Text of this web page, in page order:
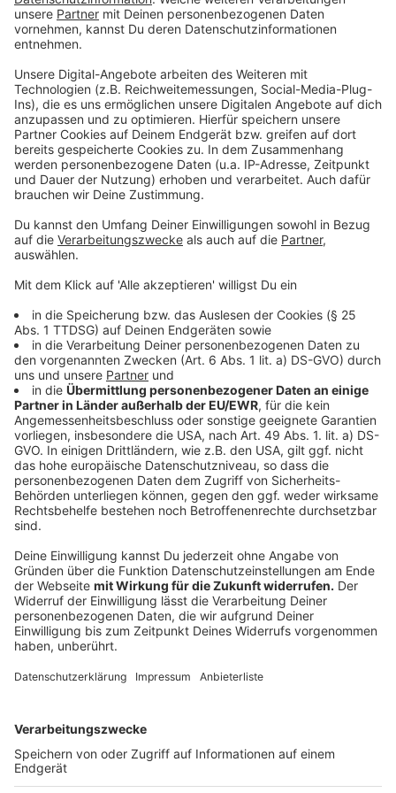
"Es ist ein großer Leidensdruck in der
Kreisverwaltung festzustellen, der sich auch
ganz deutlich macht in einer Fluktuation auch
von entscheidenden Personen. Wenn jetzt auch
noch jemand gegangen wird, so jemand gehen
muss, wie der Kreisdirektor, der hat ja da auch
vieles zusammengehalten in schwierigen Zeiten.
Dann wird der Leidensdruck noch größer. Das ist
das, was uns die Mitarbeitenden spiegeln".
Aus dieser Zeit der Eskalation schwinge noch vieles
"Gerade jemand, der in der Pandemie sehr gut
und sehr verdienstvoll gearbeitet hat und da
vieles doch noch ins Lot gebracht hat wie der
Kreisdirektor Dr. Erik Werdel. Dass man da jetzt
dem Krisenmanager den Stuhl vor die Tür setzt,
das ist das, was viele eben nicht verstehen
können, und worauf wir auch keine Antwort von
den Antragsstellern bekommen haben".
Der Personalrat der Kreisverwaltung habe zuletzt
abgegeben:
"Ein Personalrat, der sehr auf die inneren
Verhältnisse bedacht ist und nicht Politik
machen will. Der sich jetzt offenbar an die
Politiker und Politikerinnen richtet und da in
einen Kreisdirektor abzuschaffen und Dr. Werdel
vor die Tür zu setzen".